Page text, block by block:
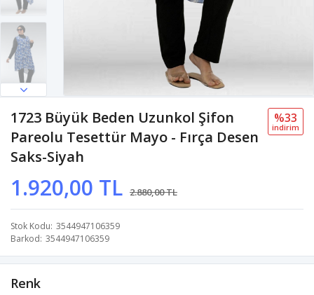
1723 Büyük Beden Uzunkol Şifon
Pareolu Tesettür Mayo - Fırça Desen
Saks-Siyah
1.920,00 TL 2.880,00 TL
%33
i̇ndi̇ri̇m
Stok Kodu 3544947106359
Barkod 3544947106359
Renk